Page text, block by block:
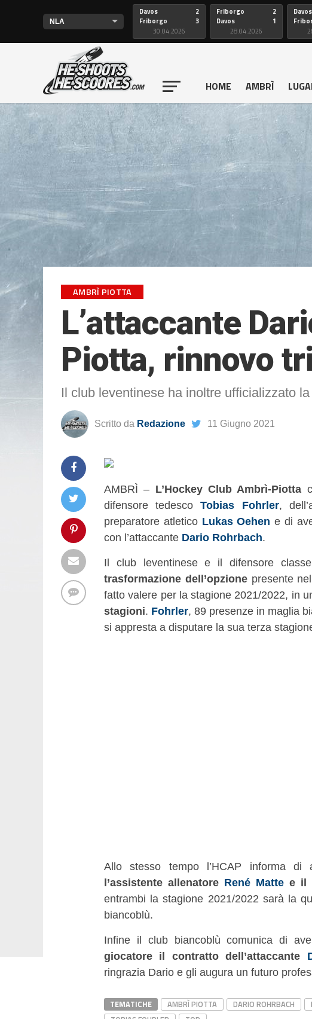
Davos
Friborgo
2
3
30.04.2026
Friborgo
Davos
2
1
28.04.2026
Davos
HOME AMBRÌ
AMBRÌ PIOTTA
L’attaccante
Piotta, rinnovo
Il club leventinese ha inoltre ufficializzato
Scritto da Redazione 11 Giugno 2021
AMBRÌ – L’Hockey Club Ambrì-Piotta
difensore tedescoTobias Fohrler,
preparatore atletico Lukas Oehen e di
con l’attaccante Dario Rohrbach.
Il club leventinese e il difensore
trasformazione dell’opzionepresente nel
fatto valere per la stagione 2021/2022, in
stagioni. Fohrler, 89 presenze in maglia
si appresta a disputare la sua terza
Allo stesso tempo l’HCAP informa di
l’assistente allenatore René Matte e il
entrambi la stagione 2021/2022 sarà la
biancoblù.
Infine il club biancoblù comunica di
giocatore il contratto dell’attaccante
ringrazia Dario e gli augura un futuro
TEMATICHE AMBRÌ PIOTTA DARIO ROHRBACH